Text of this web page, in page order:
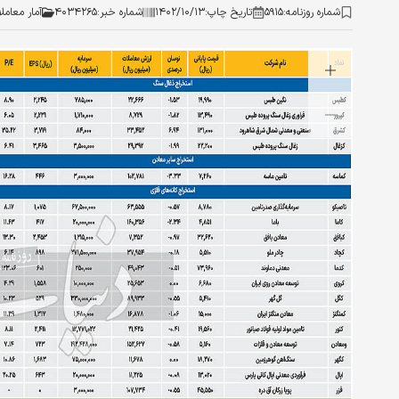
شماره روزنامه:۵۹۱۵ تاریخ چاپ:۱۴۰۲/۱۰/۱۳ شماره خبر:۴۰۳۴۲۶۵ آمار